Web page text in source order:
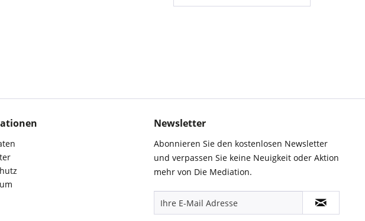
Newsletter
Abonnieren Sie den kostenlosen Newsletter
und verpassen Sie keine Neuigkeit oder Aktion
mehr von Die Mediation.